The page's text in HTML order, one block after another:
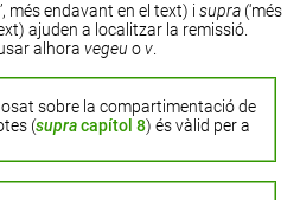
més endavant en el text) i supra (‘més
ajuden a localitzar la remissió.
alhora vegeu ov.
sobre la compartimentació de
(supracapítol 8) és vàlid per a